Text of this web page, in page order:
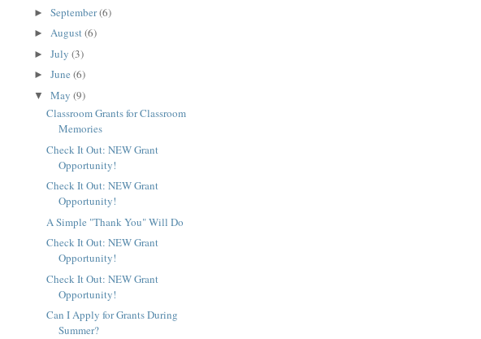
► September(6)
► August(6)
► July (3)
► June (6)
▼ May (9)
Classroom Grants for Classroom
Memories
Check It Out: NEW Grant
Opportunity!
Check It Out: NEW Grant
Opportunity!
A Simple "Thank You" Will Do
Check It Out: NEW Grant
Opportunity!
Check It Out: NEW Grant
Opportunity!
Can I Apply for Grants During
Summer?